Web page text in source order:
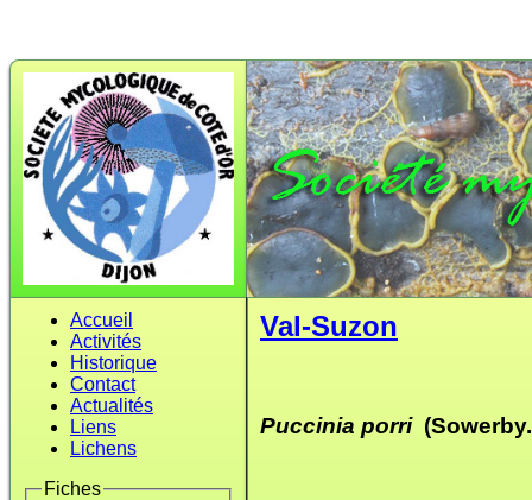
Accueil
Activités
Historique
Contact
Actualités
Liens
Lichens
Fiches
Val-Suzon
Puccinia porri